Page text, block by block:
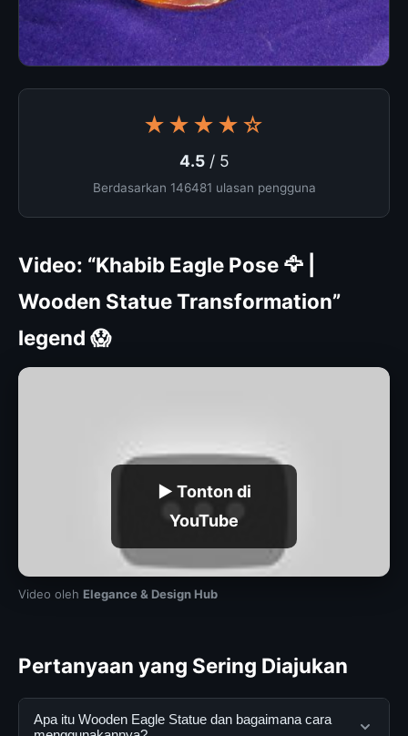
★★★★☆
4.5/ 5
Berdasarkan 146481 ulasan pengguna
Video: “Khabib Eagle Pose 🦅 |
Wooden Statue Transformation”
legend 😱
▶ Tonton di
YouTube
Video oleh Elegance & Design Hub
Pertanyaan yang Sering Diajukan
Apa itu Wooden Eagle Statue dan bagaimana cara